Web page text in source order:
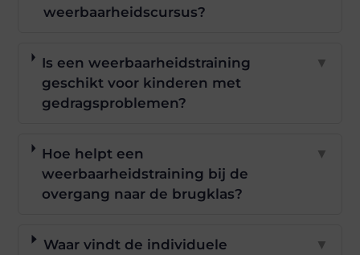
weerbaarheidscursus?
Is een weerbaarheidstraining
geschikt voor kinderen met
gedragsproblemen?
▼
Hoe helpt een
weerbaarheidstraining bij de
overgang naar de brugklas?
▼
Waar vindt de individuele
▼